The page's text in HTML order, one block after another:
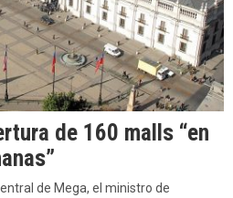
de 160 malls “en
de Mega, el ministro de